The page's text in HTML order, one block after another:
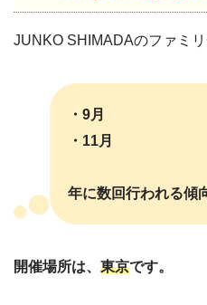
JUNKO SHIMADAのファミ
・9月
・11月
年に数回行われる傾
開催場所は、 東京です。